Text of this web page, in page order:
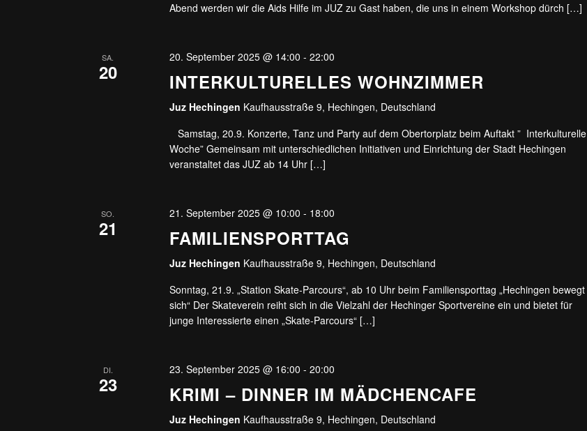
Abend werden wir die Aids Hilfe im JUZ zu Gast haben, die uns in einem Workshop dürch […]
SA.
20
20. September 2025 @ 14:00 -22:00
INTERKULTURELLES WOHNZIMMER
Juz Hechingen Kaufhausstraße 9, Hechingen, Deutschland
Samstag, 20.9. Konzerte, Tanz und Party auf dem Obertorplatz beim Auftakt ” Interkulturelle
Woche” Gemeinsam mit unterschiedlichen Initiativen und Einrichtung der Stadt Hechingen
veranstaltet das JUZ ab 14 Uhr […]
SO.
21
21. September 2025 @ 10:00 - 18:00
FAMILIENSPORTTAG
Juz Hechingen Kaufhausstraße 9, Hechingen, Deutschland
Sonntag, 21.9. „Station Skate-Parcours“, ab 10 Uhr beim Familiensporttag „Hechingen bewegt
sich“ Der Skateverein reiht sich in die Vielzahl der Hechinger Sportvereine ein und bietet für
junge Interessierte einen „Skate-Parcours“ […]
DI.
23
23. September 2025 @ 16:00 -20:00
KRIMI – DINNER IM MÄDCHENCAFE
Juz Hechingen Kaufhausstraße 9, Hechingen, Deutschland